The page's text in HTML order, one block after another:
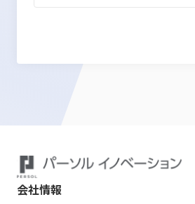
会社情報